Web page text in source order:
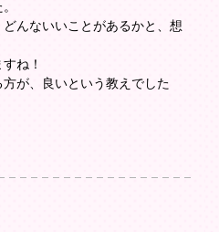
んないいことがあるかと、想
ね！
が、良いという教えでした